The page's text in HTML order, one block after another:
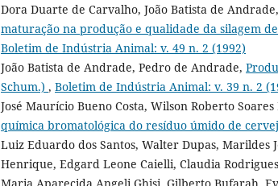
Dora Duarte de Carvalho, João Batista de
maturação na produção e qualidade da silagem
Boletim de Indústria Animal: v. 49 n. 2 (1992)
João Batista de Andrade, Pedro de Andrade,
Schum.) , Boletim de Indústria Animal: v. 39 n. 2
José Maurício Bueno Costa, Wilson Roberto
química bromatológica do resíduo úmido de
Luiz Eduardo dos Santos, Walter Dupas, Marildes
Henrique, Edgard Leone Caielli, Claudia
Maria Aparecida Angeli Ghisi, Gilberto Bufarah,